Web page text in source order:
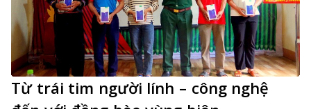
Từ trái tim người lính – công nghệ